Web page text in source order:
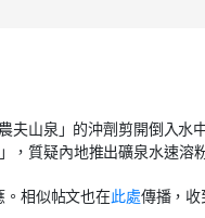
夫山泉」的沖劑剪開倒入水
，質疑內地推出礦泉水速溶
。相似帖文也在此處傳播，收